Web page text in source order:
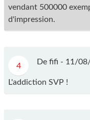
vendant 500000
d'impression.
4 De fifi - 11/
L'addiction SVP !